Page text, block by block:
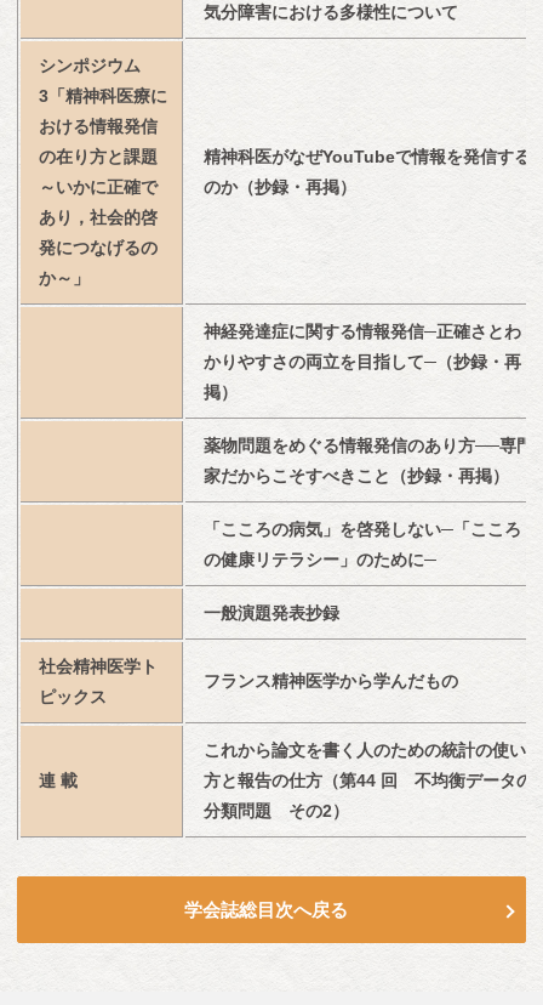
気分障害における多様性について
シンポジウム
3「精神科医療に
おける情報発信
の在り方と課題
～いかに正確で
あり，社会的啓
発につなげるの
か～」
精神科医がなぜYouTubeで情報を発信する
のか（抄録・再掲）
神経発達症に関する情報発信─正確さとわ
かりやすさの両立を目指して─（抄録・再
掲）
薬物問題をめぐる情報発信のあり方──専門
家だからこそすべきこと（抄録・再掲）
「こころの病気」を啓発しない─「こころ
の健康リテラシー」のために─
一般演題発表抄録
社会精神医学ト
ピックス
フランス精神医学から学んだもの
連 載
これから論文を書く人のための統計の使い
方と報告の仕方（第44 回　不均衡データの
分類問題　その2）
学会誌総目次へ戻る